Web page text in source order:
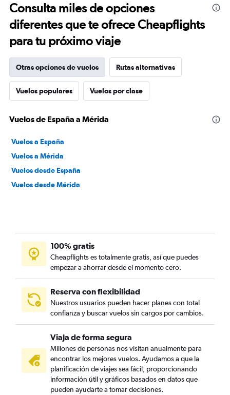
Consulta miles de opciones
diferentes que te ofrece Cheapflights
para tu próximo viaje
Otras opciones de vuelos Rutas alternativas
Vuelos populares Vuelos por clase
Vuelos de España a Mérida
Vuelos a España
Vuelos a Mérida
Vuelos desde España
Vuelos desde Mérida
100% gratis
Cheapflights es totalmente gratis, así que puedes
empezar a ahorrar desde el momento cero.
Reserva con flexibilidad
Nuestros usuarios pueden hacer planes con total
confianza y buscar vuelos sin cargos por cambios.
Viaja de forma segura
Millones de personas nos visitan anualmente para
encontrar los mejores vuelos. Ayudamos a que la
planificación de viajes sea fácil, proporcionando
información útil y gráficos basados en datos que
pueden ayudarte a tomar decisiones.